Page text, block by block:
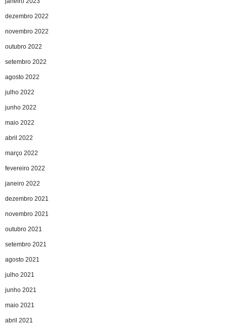
dezembro 2022
novembro 2022
outubro 2022
setembro 2022
agosto 2022
julho 2022
junho 2022
maio 2022
abril 2022
março 2022
fevereiro 2022
janeiro 2022
dezembro 2021
novembro 2021
outubro 2021
setembro 2021
agosto 2021
julho 2021
junho 2021
maio 2021
abril 2021